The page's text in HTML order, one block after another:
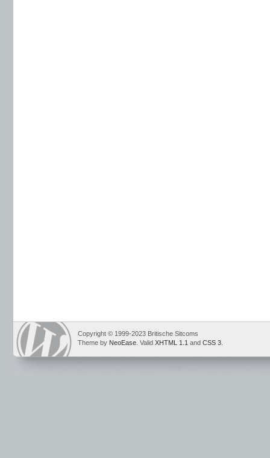
Copyright © 1999-2023 Britische Sitcoms
Theme by NeoEase . Valid XHTML 1.1 and CSS 3